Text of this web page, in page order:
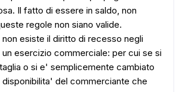
Il fatto di essere in saldo, non
regole non siano valide.
esiste il diritto di recesso negli
esercizio commerciale: per cui se si
o si e' semplicemente cambiato
del commerciante che